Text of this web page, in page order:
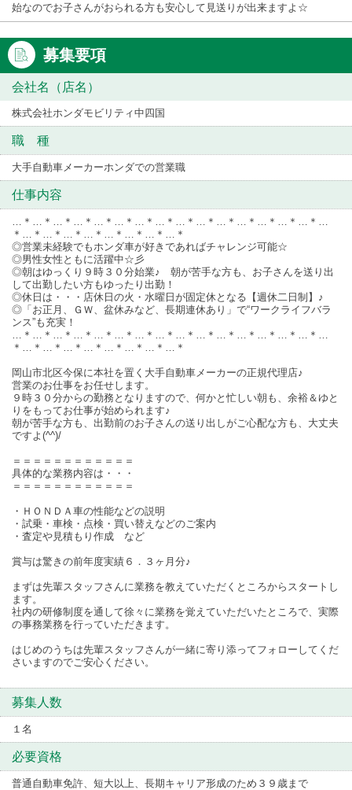
始なのでお子さんがおられる方も安心して見送りが出来ますよ☆
募集要項
会社名（店名）
株式会社ホンダモビリティ中四国
職 種
大手自動車メーカーホンダでの営業職
仕事内容
…＊…＊…＊…＊…＊…＊…＊…＊…＊…＊…＊…＊…＊…＊…＊…
＊…＊…＊…＊…＊…＊…＊…＊…＊
◎営業未経験でもホンダ車が好きであればチャレンジ可能☆
◎男性女性ともに活躍中☆彡
◎朝はゆっくり９時３０分始業♪ 朝が苦手な方も、お子さんを送り出
して出勤したい方もゆったり出勤！
◎休日は・・・店休日の火・水曜日が固定休となる【週休二日制】♪
◎「お正月、ＧＷ、盆休みなど、長期連休あり」で“ワークライフバラ
ンス”も充実！
…＊…＊…＊…＊…＊…＊…＊…＊…＊…＊…＊…＊…＊…＊…＊…
＊…＊…＊…＊…＊…＊…＊…＊…＊
岡山市北区今保に本社を置く大手自動車メーカーの正規代理店♪
営業のお仕事をお任せします。
９時３０分からの勤務となりますので、何かと忙しい朝も、余裕＆ゆと
りをもってお仕事が始められます♪
朝が苦手な方も、出勤前のお子さんの送り出しがご心配な方も、大丈夫
ですよ(^^)/
＝＝＝＝＝＝＝＝＝＝＝＝
具体的な業務内容は・・・
＝＝＝＝＝＝＝＝＝＝＝＝
・ＨＯＮＤＡ車の性能などの説明
・試乗・車検・点検・買い替えなどのご案内
・査定や見積もり作成 など
賞与は驚きの前年度実績６．３ヶ月分♪
まずは先輩スタッフさんに業務を教えていただくところからスタートし
ます。
社内の研修制度を通して徐々に業務を覚えていただいたところで、実際
の事務業務を行っていただきます。
はじめのうちは先輩スタッフさんが一緒に寄り添ってフォローしてくだ
さいますのでご安心ください。
募集人数
１名
必要資格
普通自動車免許、短大以上、長期キャリア形成のため３９歳まで